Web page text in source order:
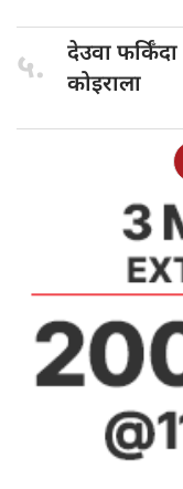
५. देउवा फर्किँदा
कोइराला